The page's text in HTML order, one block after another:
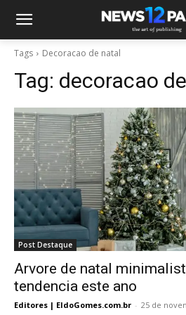
Tags Decoracao de natal
Tag: decoracao
Post Destaque
Arvore de natal
tendencia este ano
Editores | EldoGomes.com.br - 25 de